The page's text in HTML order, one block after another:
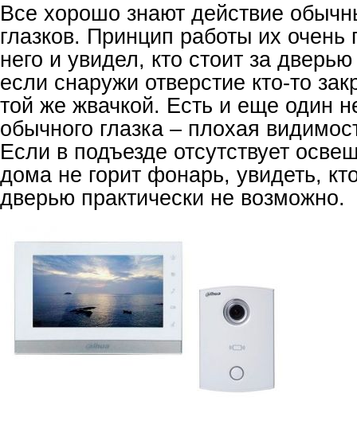
Все хорошо знают действие
глазков. Принцип работы их очень
него и увидел, кто стоит за
если снаружи отверстие кто-то
той же жвачкой. Есть и еще один
обычного глазка – плохая
Если в подъезде отсутствует
дома не горит фонарь, увидеть,
дверью практически не возможно.